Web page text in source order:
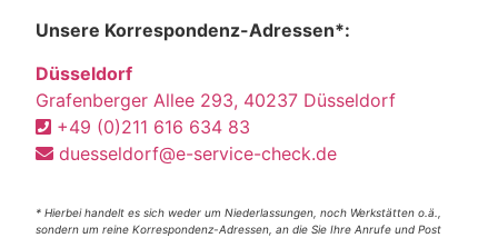
Unsere Korrespondenz-Adressen*:
Düsseldorf
Grafenberger Allee 293, 40237 Düsseldorf
+49 (0)211 616 634 83
duesseldorf@e-service-check.de
* Hierbei handelt es sich weder um Niederlassungen, noch Werkstätten o.ä.,
sondern um reine Korrespondenz-Adressen, an die Sie Ihre Anrufe und Post